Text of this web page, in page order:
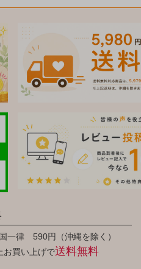
一律 590円（沖縄を除く）
お買い上げで送料無料